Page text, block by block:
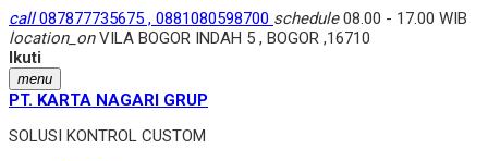
call087877735675 , 0881080598700 schedule08.00 - 17.00 WIB
location_onVILA BOGOR INDAH 5 , BOGOR ,16710
Ikuti
menu
PT. KARTA NAGARI GRUP
SOLUSI KONTROL CUSTOM